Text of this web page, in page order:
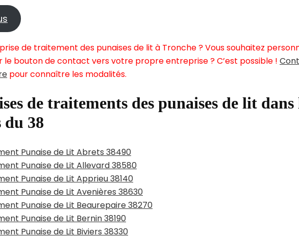
de traitement des punaises de lit à Tronche ? Vous souhaitez
bouton de contact vers votre propre entreprise ? C’est possible !
pour connaître les modalités.
de traitements des punaises de lit dans
du 38
Punaise de Lit Abrets 38490
Punaise de Lit Allevard 38580
Punaise de Lit Apprieu 38140
Punaise de Lit Avenières 38630
Punaise de Lit Beaurepaire 38270
Punaise de Lit Bernin 38190
Punaise de Lit Biviers 38330